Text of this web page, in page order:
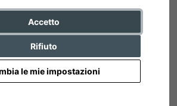
Accetto
Rifiuto
le mie impostazioni